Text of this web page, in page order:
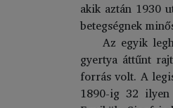
akik aztán 1930
betegségnek
Az egyik
gyertya áttűnt
forrás volt. A
1890-ig 32 ilyen